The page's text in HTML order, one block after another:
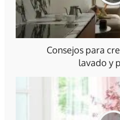
Consejos para
lavado y